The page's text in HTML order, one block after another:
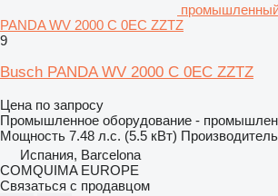
PANDA WV 2000 C 0EC ZZTZ
9
Busch PANDA WV 2000 C 0EC ZZTZ
Цена по запросу
Промышленное оборудование -
Мощность 7.48 л.с. (5.5 кВт)
Испания, Barcelona
COMQUIMA EUROPE
Связаться с продавцом